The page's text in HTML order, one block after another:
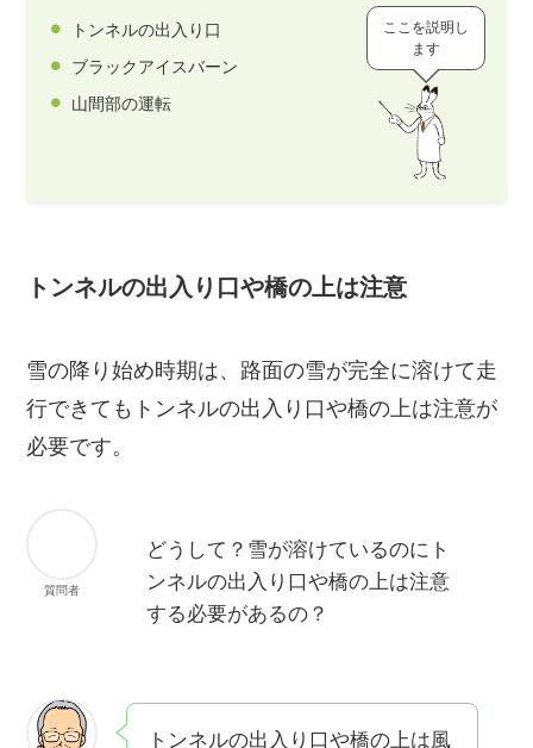
トンネルの出入り口
ブラックアイスバーン
山間部の運転
ここを説明し
ます
トンネルの出入り口や橋の上は注意
雪の降り始め時期は、路面の雪が完全に溶けて走
行できてもトンネルの出入り口や橋の上は注意が
必要です。
質問者
どうして？雪が溶けているのにト
ンネルの出入り口や橋の上は注意
する必要があるの？
トンネルの出入り口や橋の上は風